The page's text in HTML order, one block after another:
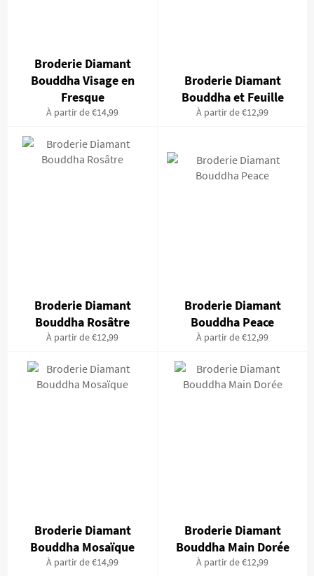
Broderie Diamant
Bouddha Visage en
Fresque
À partir de €14,99
Broderie Diamant
Bouddha et Feuille
À partir de €12,99
Broderie Diamant
Bouddha Rosâtre
À partir de €12,99
Broderie Diamant
Bouddha Peace
À partir de €12,99
Broderie Diamant
Bouddha Mosaïque
À partir de €14,99
Broderie Diamant
Bouddha Main Dorée
À partir de €12,99